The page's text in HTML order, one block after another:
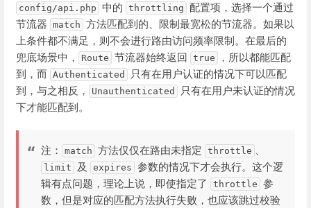
config/api.php 中的 throttling 配置项，选择一个通过
节流器 match 方法匹配到的、限制最宽松的节流器。如果以
上条件都不满足，则不会进行路由访问频率限制。在最后的
兜底场景中，
Route 节流器始终返回 true
，所以都能匹配
到，而 Authenticated
只有在用户认证的情况下可以匹配
到，与之相反，
Unauthenticated
只有在用户未认证的情况
下才能匹配到。
注： match 方法仅仅在路由未指定 throttle 、
limit 及 expires 参数的情况下才会执行。这个逻
辑有点问题，理论上说，即使指定了
throttle 参
数，但是对应的匹配方法执行失败，也应该跳过校验